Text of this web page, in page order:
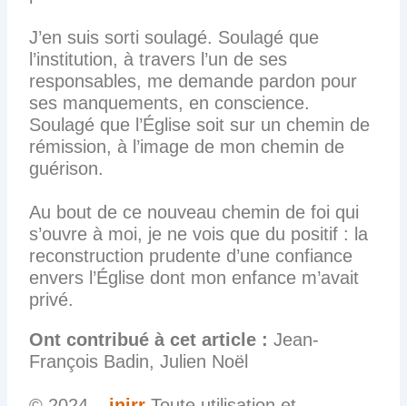
J’en suis sorti soulagé. Soulagé que
l’institution, à travers l’un de ses
responsables, me demande pardon pour
ses manquements, en conscience.
Soulagé que l’Église soit sur un chemin de
rémission, à l’image de mon chemin de
guérison.
Au bout de ce nouveau chemin de foi qui
s’ouvre à moi, je ne vois que du positif : la
reconstruction prudente d’une confiance
envers l’Église dont mon enfance m’avait
privé.
Ont contribué à cet article : Jean-
François Badin, Julien Noël